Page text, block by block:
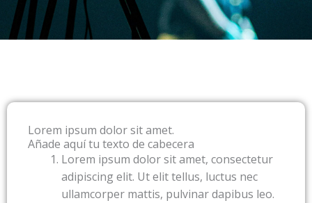
Lorem ipsum dolor sit amet.
Añade aquí tu texto de cabecera
Lorem ipsum dolor sit amet, consectetur
adipiscing elit. Ut elit tellus, luctus nec
ullamcorper mattis, pulvinar dapibus leo.